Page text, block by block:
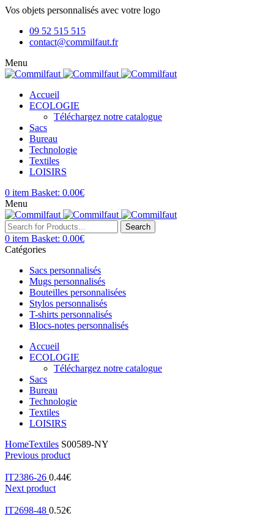
Vos objets personnalisés avec votre logo
09 52 515 515
contact@commilfaut.fr
Menu
Accueil
ECOLOGIE
Téléchargez notre catalogue
Sacs
Bureau
Technologie
Textiles
LOISIRS
0 item Basket: 0.00€
Menu
Search
0 item Basket: 0.00€
Catégories
Sacs personnalisés
Mugs personnalisés
Bouteilles personnalisées
Stylos personnalisés
T-shirts personnalisés
Blocs-notes personnalisés
Accueil
ECOLOGIE
Téléchargez notre catalogue
Sacs
Bureau
Technologie
Textiles
LOISIRS
HomeTextiles S00589-NY
Previous product
IT2386-26 0.44€
Next product
IT2698-48 0.52€